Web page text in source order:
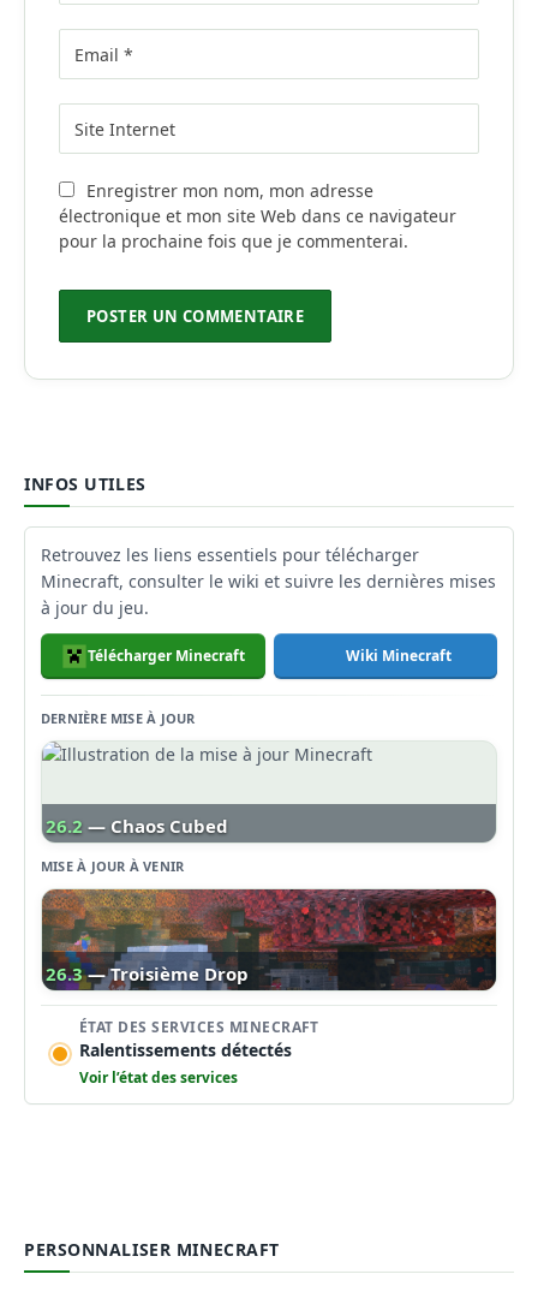
Enregistrer mon nom, mon adresse
électronique et mon site Web dans ce navigateur
pour la prochaine fois que je commenterai.
INFOS UTILES
Retrouvez les liens essentiels pour télécharger
Minecraft, consulter le wiki et suivre les dernières mises
à jour du jeu.
Télécharger Minecraft Wiki Minecraft
DERNIÈRE MISE À JOUR
26.2 — Chaos Cubed
MISE À JOUR À VENIR
26.3 — Troisième Drop
ÉTAT DES SERVICES MINECRAFT
Ralentissements détectés
Voir l’état des services
PERSONNALISER MINECRAFT